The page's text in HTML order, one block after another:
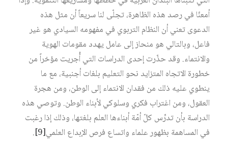
أمعنّا في رصد هذه الظاهرة، تجلّى لنا سريعاً أن مثل هذه
الدعوى تعني أن النظام التربوي في مفهومه السيادي هو غير
فاعل، وبالتالي هو منحاز إلى عامل يهدد مقومات الهوية
والانتماء. وقد حذّرت إحدى الدراسات التي أُجريت مؤخراً من
خطورة الاتجاه المتزايد نحو التعليم بلغات أجنبية، مع ما
ينطوي عليه ذلك من فقدان الانتماء إلى الوطن، ومن هجرة
العقول، ومن اغتراب فكري وسلوكي لأبناء الوطن. وتوصي هذه
الدراسة بأن تدرِّس كلّ أمّة أبناءها العلم بلغتها، وذلك إذا رغبت
في المساهمة بظهور علماء واتساع فرص الإبداع العلمي[9]
.